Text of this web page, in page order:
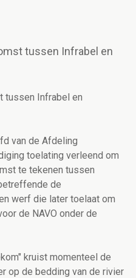
tussen Infrabel en
tussen Infrabel en
van de Afdeling
toelating verleend om
te tekenen tussen
de
werf die later toelaat om
de NAVO onder de
kruist momenteel de
op de bedding van de rivier